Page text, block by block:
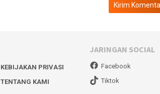
KEBIJAKAN PRIVASI
TENTANG KAMI
JARINGAN SOCIAL
Facebook
Tiktok